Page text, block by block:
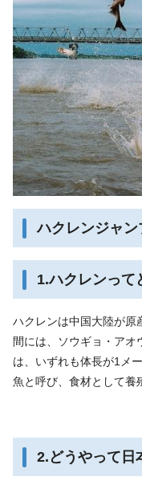
ハクレンジャ
1.ハクレンって
ハクレンは中国大陸が原
間には、ソウギョ・アオ
は、いずれも体長が1メ
魚と呼び、食材として養
2.どうやって日